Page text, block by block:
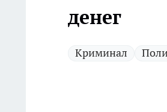
денег
Криминал